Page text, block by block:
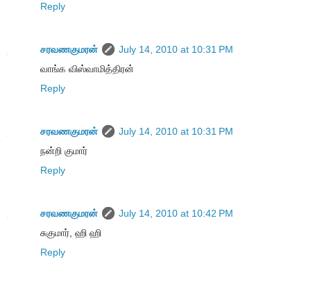
Reply
சரவணகுமரன்
July 14, 2010 at 10:31 PM
வாங்க விஸ்வாமித்திரன்
Reply
சரவணகுமரன்
July 14, 2010 at 10:31 PM
நன்றி குமார்
Reply
சரவணகுமரன்
July 14, 2010 at 10:42 PM
சுகுமார், ஹி ஹி
Reply